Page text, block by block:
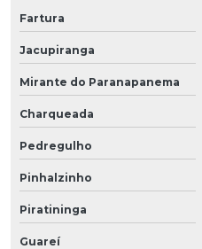
Fartura
Jacupiranga
Mirante do Paranapanema
Charqueada
Pedregulho
Pinhalzinho
Piratininga
Guareí